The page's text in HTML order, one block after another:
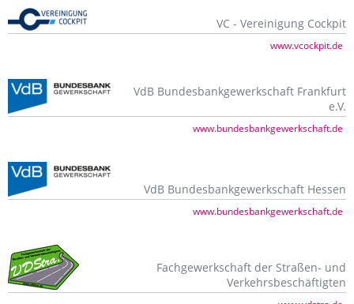
VC - Vereinigung Cockpit
www.vcockpit.de
VdB Bundesbankgewerkschaft Frankfurt
e.V.
www.bundesbankgewerkschaft.de
VdB Bundesbankgewerkschaft Hessen
www.bundesbankgewerkschaft.de
Fachgewerkschaft der Straßen- und
Verkehrsbeschäftigten